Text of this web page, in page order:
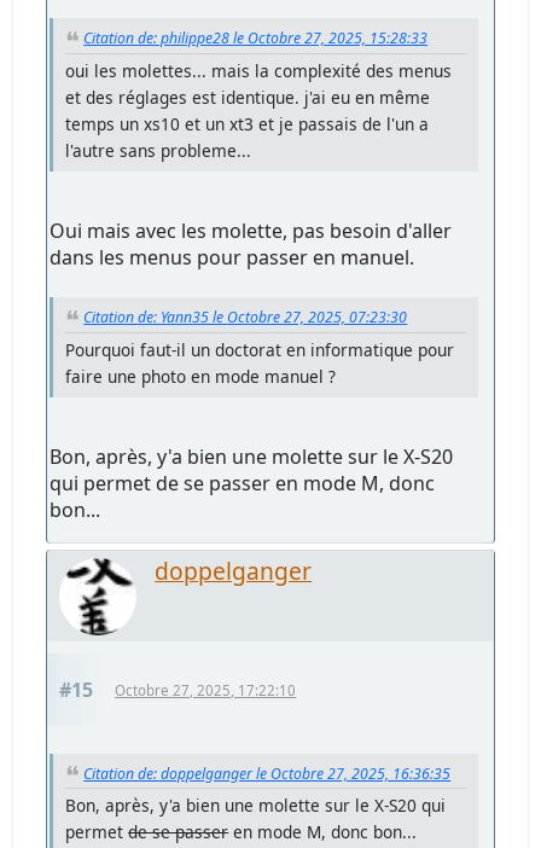
Citation de: philippe28 le Octobre 27, 2025, 15:28:33
oui les molettes... mais la complexité des menus
et des réglages est identique. j'ai eu en même
temps un xs10 et un xt3 et je passais de l'un a
l'autre sans probleme...
Oui mais avec les molette, pas besoin d'aller
dans les menus pour passer en manuel.
Citation de: Yann35 le Octobre 27, 2025, 07:23:30
Pourquoi faut-il un doctorat en informatique pour
faire une photo en mode manuel ?
Bon, après, y'a bien une molette sur le X-S20
qui permet de se passer en mode M, donc
bon...
doppelganger
#15 Octobre 27, 2025, 17:22:10
Citation de: doppelganger le Octobre 27, 2025, 16:36:35
Bon, après, y'a bien une molette sur le X-S20 qui
permetde se passeren mode M, donc bon...